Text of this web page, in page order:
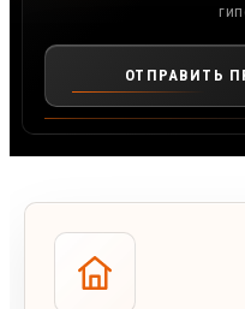
ОТПРАВИТЬ